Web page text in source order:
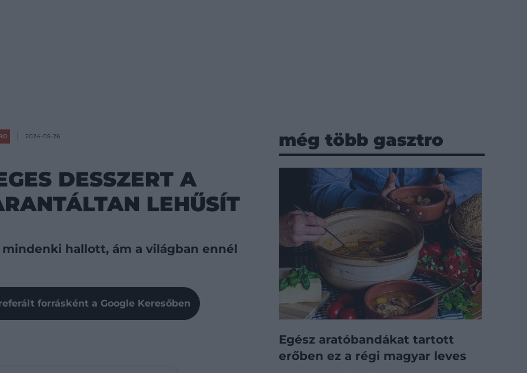
2024-05-26
DESSZERT A
LEHŰSÍT
hallott, ám a világban ennél
forrásként a Google Keresőben
még több gasztro
Egész aratóbandákat tartott
erőben ez a régi magyar leves